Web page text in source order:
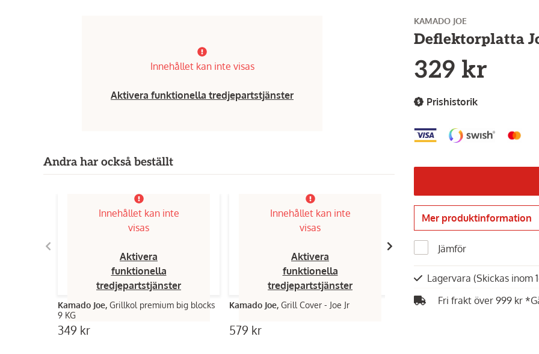
Innehållet kan inte visas
Aktivera funktionella tredjepartstjänster
Andra har också beställt
Innehållet kan inte
visas
Aktivera
funktionella
tredjepartstjänster
Kamado Joe, Grillkol premium big blocks
9 KG
349 kr
Innehållet kan inte
visas
Aktivera
funktionella
tredjepartstjänster
Kamado Joe, Grill Cover - Joe Jr
579 kr
Innehållet kan inte
visas
tredjepartstjänster
Kamado Joe,Joe Junior
KAMADO JOE
Deflektorplatta
329 kr
Prishistorik
Mer produktinformation
Jämför
Lagervara (Skickas inom
Fri frakt över 999 kr